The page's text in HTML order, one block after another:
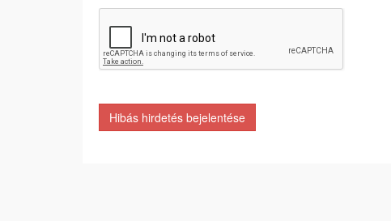
Hibás hirdetés bejelentése